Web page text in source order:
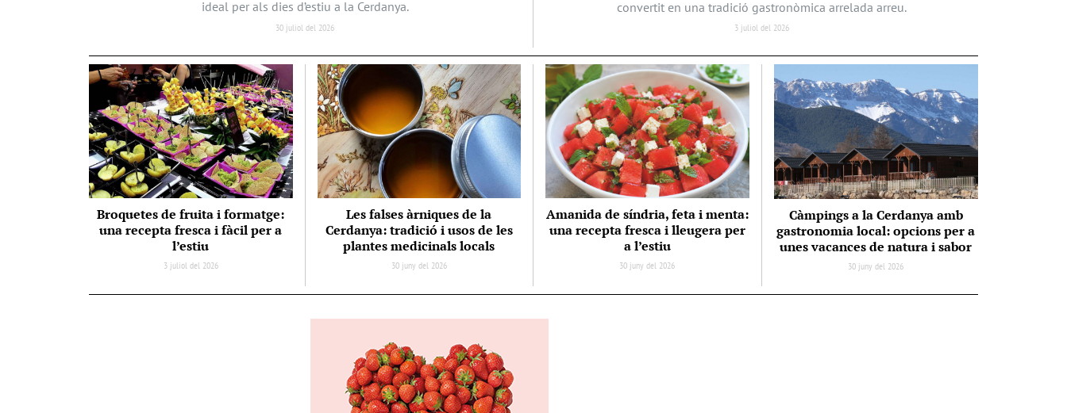
ideal per als dies d’estiu a la Cerdanya.
30 juliol del 2026
convertit en una tradició gastronòmica arrelada arreu.
3 juliol del 2026
Broquetes de fruita i formatge:
una recepta fresca i fàcil per a
l’estiu
3 juliol del 2026
Les falses àrniques de la
Cerdanya: tradició i usos de les
plantes medicinals locals
30 juny del 2026
Amanida de síndria, feta i menta:
una recepta fresca i lleugera per
a l’estiu
30 juny del 2026
Càmpings a la Cerdanya amb
gastronomia local: opcions per a
unes vacances de natura i sabor
30 juny del 2026